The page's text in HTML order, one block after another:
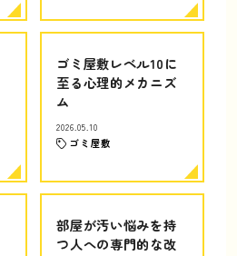
ゴミ屋敷レベル10に
至る心理的メカニズ
ム
2026.05.10
ゴミ屋敷
部屋が汚い悩みを持
つ人への専門的な改